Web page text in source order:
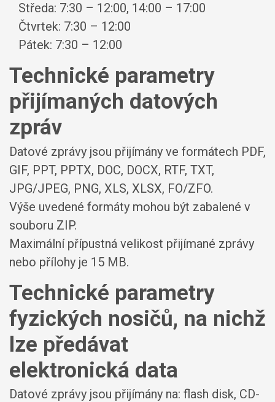
Středa: 7:30 – 12:00, 14:00 – 17:00
Čtvrtek: 7:30 – 12:00
Pátek: 7:30 – 12:00
Technické parametry
přijímaných datových
zpráv
Datové zprávy jsou přijímány ve formátech PDF,
GIF, PPT, PPTX, DOC, DOCX, RTF, TXT,
JPG/JPEG, PNG, XLS, XLSX, FO/ZFO.
Výše uvedené formáty mohou být zabalené v
souboru ZIP.
Maximální přípustná velikost přijímané zprávy
nebo přílohy je 15 MB.
Technické parametry
fyzických nosičů, na nichž
lze předávat
elektronická data
Datové zprávy jsou přijímány na: flash disk, CD-